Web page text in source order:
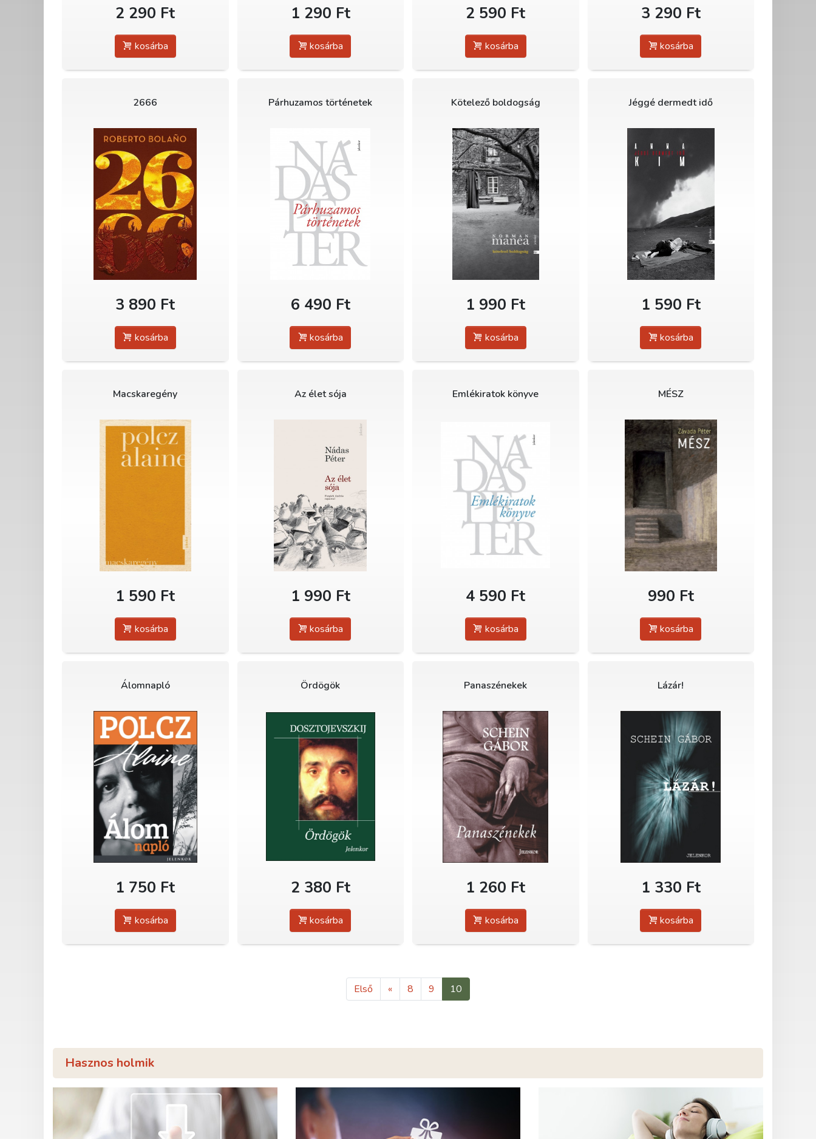
2 290 Ft
kosárba
1 290 Ft
kosárba
2 590 Ft
kosárba
3 290 Ft
kosárba
2666
3 890 Ft
kosárba
Párhuzamos történetek
6 490 Ft
kosárba
Kötelező boldogság
1 990 Ft
kosárba
Jéggé dermedt idő
1 590 Ft
kosárba
Macskaregény
1 590 Ft
kosárba
Az élet sója
1 990 Ft
kosárba
Emlékiratok könyve
4 590 Ft
kosárba
MÉSZ
990 Ft
kosárba
Álomnapló
1 750 Ft
kosárba
Ördögök
2 380 Ft
kosárba
Panaszénekek
1 260 Ft
kosárba
Lázár!
1 330 Ft
kosárba
Első « 8 9 10
Hasznos holmik